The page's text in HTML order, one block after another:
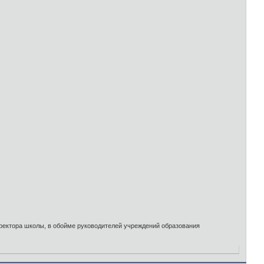
школы, в обойме руководителей учреждений образования